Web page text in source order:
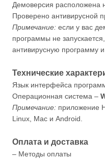
Демоверсия расположена
Проверено антивирусной
Примечание: если у вас
программы не
антивирусную программу
Технические
Язык интерфейса
Операционная система –
Примечание: приложение
Linux, Mac и Android.
Оплата и доставка
– Методы оплаты